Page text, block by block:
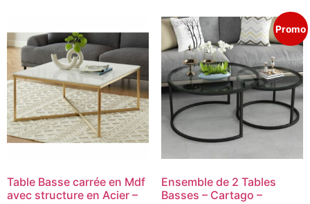
Table Basse carrée en Mdf
avec structure en Acier –
Promo
Ensemble de 2 Tables
Basses – Cartago –